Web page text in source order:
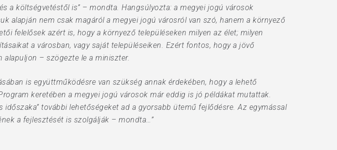
a költségvetéstől is” – mondta. Hangsúlyozta: a megyei jogú városok
alapján nem csak magáról a megyei jogú városról van szó, hanem a környező
felelősek azért is, hogy a környező településeken milyen az élet; milyen
a városban, vagy saját településeiken. Ezért fontos, hogy a jövő
alapuljon – szögezte le a miniszter.
is együttműködésre van szükség annak érdekében, hogy a lehető
keretében a megyei jogú városok már eddig is jó példákat mutattak.
további lehetőségeket ad a gyorsabb ütemű fejlődésre. Az egymással
a fejlesztését is szolgálják – mondta…”